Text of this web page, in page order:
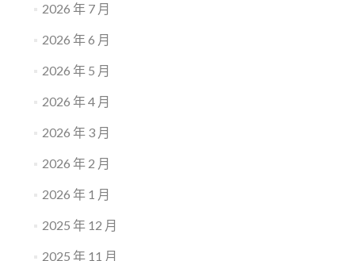
2026 年 7 月
2026 年 6 月
2026 年 5 月
2026 年 4 月
2026 年 3 月
2026 年 2 月
2026 年 1 月
2025 年 12 月
2025 年 11 月